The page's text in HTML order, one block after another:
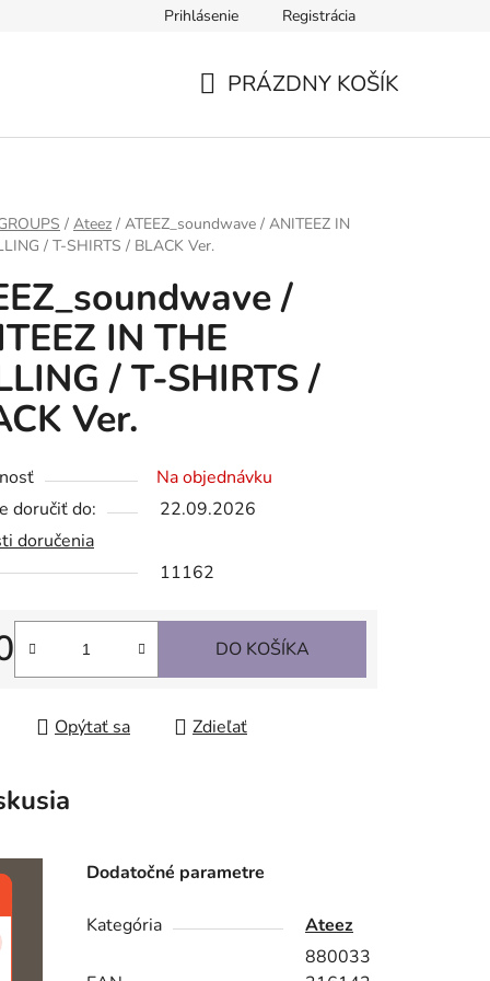
Prihlásenie Registrácia
PRÁZDNY KOŠÍK
/ Ateez / ATEEZ_soundwave / ANITEEZ IN
/ T-SHIRTS / BLACK Ver.
/
IN THE
/ T-SHIRTS /
Ver.
Na objednávku
doručiť do:
22.09.2026
doručenia
11162
cena:
DO KOŠÍKA
Opýtať sa Zdieľať
Dodatočné parametre
Kategória Ateez
880033